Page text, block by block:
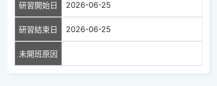
研習開始日 2026-06-25
研習結束日 2026-06-25
未開班原因